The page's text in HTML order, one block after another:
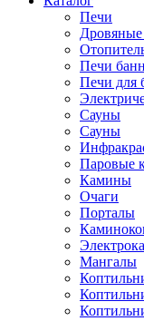
Печи
Дровяные
Печи
Печи для
Сауны
Сауны
Паровые
Камины
Очаги
Порталы
Мангалы